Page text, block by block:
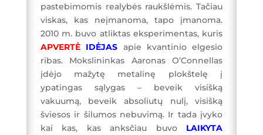
pastebimomis realybės raukšlėmis. Tačiau
viskas, kas neįmanoma, tapo įmanoma.
2010 m. buvo atliktas eksperimentas, kuris
APVERTĖ IDĖJAS apie kvantinio elgesio
ribas. Mokslininkas Aaronas O’Connellas
įdėjo mažytę metalinę plokštelę į
ypatingas sąlygas – beveik visišką
vakuumą, beveik absoliutų nulį, visišką
šviesos ir šilumos nebuvimą. Ir tada įvyko
kai kas, kas anksčiau buvo LAIKYTA